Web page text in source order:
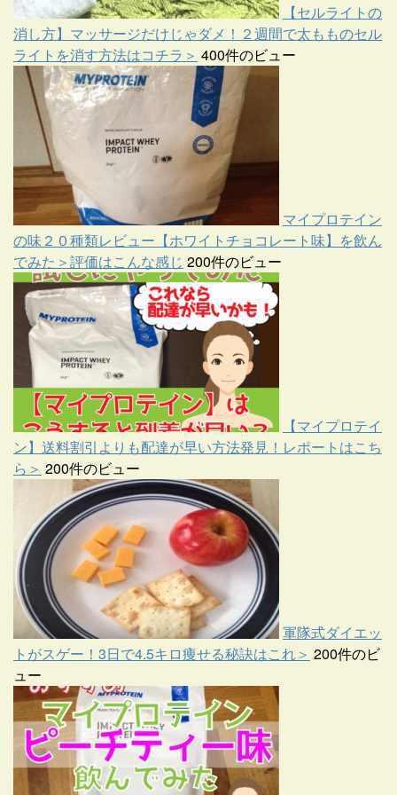
【セルライトの
消し方】マッサージだけじゃダメ！２週間で太もものセル
ライトを消す方法はコチラ＞ 400件のビュー
マイプロテイン
の味２０種類レビュー【ホワイトチョコレート味】を飲ん
でみた＞評価はこんな感じ 200件のビュー
【マイプロテイ
ン】送料割引よりも配達が早い方法発見！レポートはこち
ら＞ 200件のビュー
軍隊式ダイエッ
トがスゲー！3日で4.5キロ痩せる秘訣はこれ＞ 200件のビ
ュー